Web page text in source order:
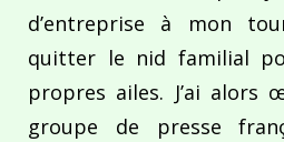
d’entreprise à mon
quitter le nid familial
propres ailes. J’ai alors
groupe de presse